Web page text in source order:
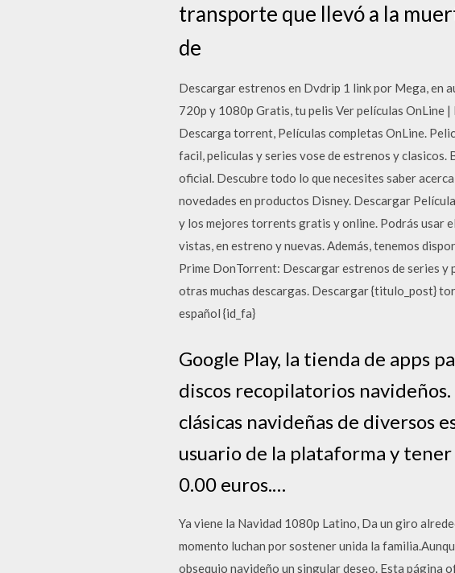
transporte que llevó a la
de
Descargar estrenos en Dvdrip 1 link por Mega, en
720p y 1080p Gratis, tu pelis Ver películas OnLine
Descarga torrent, Películas completas OnLine.
facil, peliculas y series vose de estrenos y
oficial. Descubre todo lo que necesites saber
novedades en productos Disney. Descargar
y los mejores torrents gratis y online. Podrás usar
vistas, en estreno y nuevas. Además, tenemos
Prime DonTorrent: Descargar estrenos de series y
otras muchas descargas. Descargar {titulo_post}
español {id_fa}
Google Play, la tienda de apps
discos recopilatorios
clásicas navideñas de diversos
usuario de la plataforma y
0.00 euros.…
Ya viene la Navidad 1080p Latino, Da un giro
momento luchan por sostener unida la
obsequio navideño un singular deseo. Esta página